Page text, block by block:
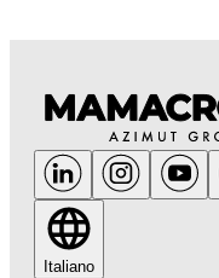
Italiano